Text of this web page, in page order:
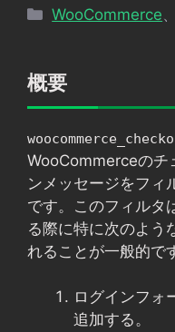
カ
リ
WooCommerce
概要
WooCommerceのチ
ンメッセージをフィ
です。このフィルタ
る際に特に次のよう
れることが一般的で
ログインフォ
追加する。